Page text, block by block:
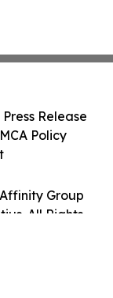
Group
All Rights
Release
Policy